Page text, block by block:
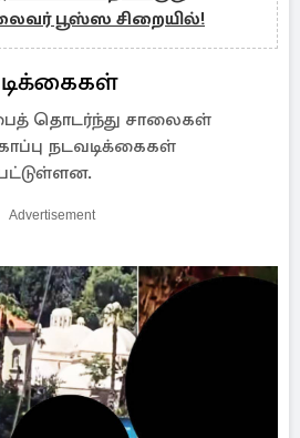
பூஸ்ஸ சிறையில்!
தொடர்ந்து சாலைகள்
நடவடிக்கைகள்
Advertisement